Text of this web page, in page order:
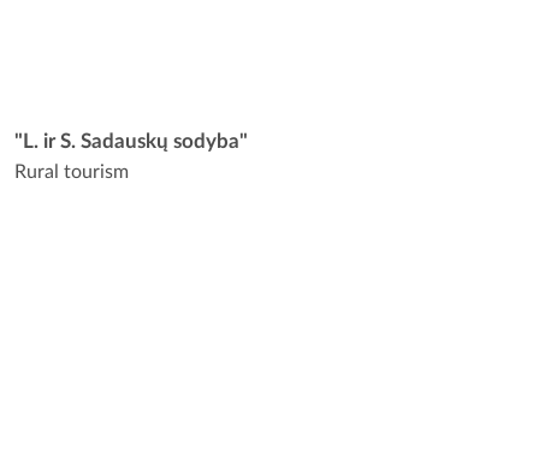
"L. ir S. Sadauskų sodyba"
Rural tourism